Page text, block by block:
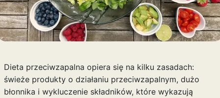
Dieta przeciwzapalna opiera się na kilku zasadach:
świeże produkty o działaniu przeciwzapalnym, dużo
błonnika i wykluczenie składników, które wykazują